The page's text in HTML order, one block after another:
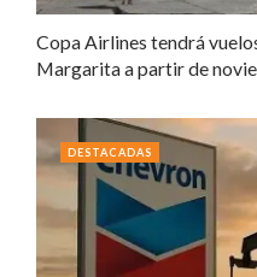
Copa Airlines tendrá
Margarita a partir de
DESTACADAS